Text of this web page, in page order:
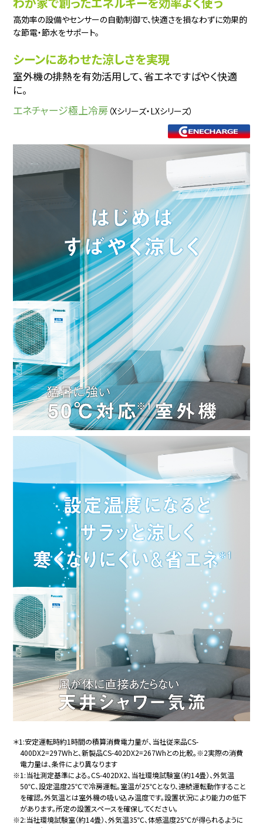
高効率の設備やセンサーの自動制御で、快適さを損なわずに効果的
な節電・節水をサポート。
シーンにあわせた涼しさを実現
室外機の排熱を有効活用して、省エネですばやく快適
に。
エネチャージ極上冷房 （Xシリーズ・LXシリーズ）
＊1:安定運転時約1時間の積算消費電力量が、当社従来品CS-
400DX2=297Whと、新製品CS-402DX2=267Whとの比較。※2実際の消費
電力量は、条件により異なります
※1:当社測定基準による。CS-402DX2、当社環境試験室（約14畳）、外気温
50℃、設定温度25℃で冷房運転。室温が25℃となり、連続運転動作すること
を確認。外気温とは室外機の吸い込み温度です。設置状況により能力の低下
があります。所定の設置スペースを確保してください。
※2:当社環境試験室（約14畳）、外気温35℃、体感温度25℃が得られるように